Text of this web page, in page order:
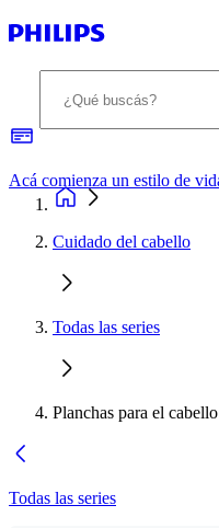
Cuidado del cabello
Todas las series
Planchas para el cabello
Todas las series